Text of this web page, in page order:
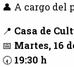
👤 A cargo del
📍 Casa de
📅 Martes, 16
🕢 19:30 h